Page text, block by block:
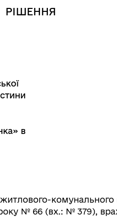
РІШЕННЯ
в
комунального
року № 66 (вх.: № 379),